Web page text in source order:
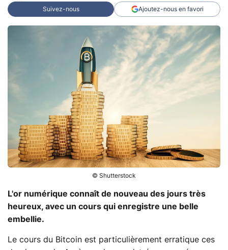
Suivez-nous Ajoutez-nous en favori
© Shutterstock
L'or numérique connaît de nouveau des jours très
heureux, avec un cours qui enregistre une belle
embellie.
Le cours du Bitcoin est particulièrement erratique ces